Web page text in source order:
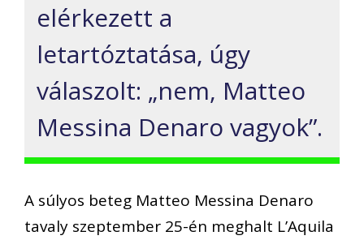
elérkezett a
letartóztatása, úgy
válaszolt: „nem, Matteo
Messina Denaro vagyok”.
A súlyos beteg Matteo Messina Denaro
tavaly szeptember 25-én meghalt L’Aquila